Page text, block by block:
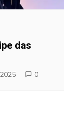
das
0